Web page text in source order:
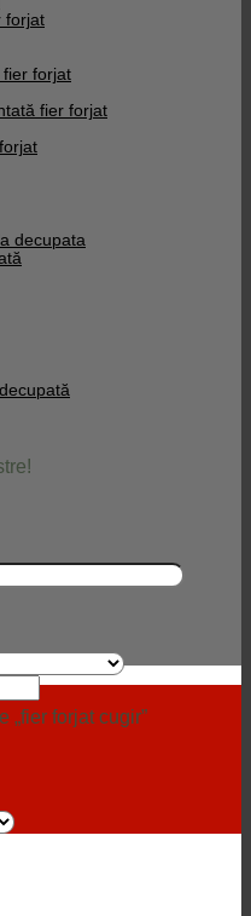
forjat
fier forjat
fier forjat
decupata
„fier forjat cugir”